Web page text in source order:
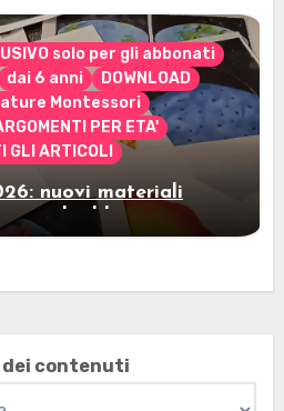
solo per gli abbonati
dai 6 anni
DOWNLOAD
Montessori
PER ETA'
GLI ARTICOLI
nuovi materiali
per gli abbonati
dei contenuti